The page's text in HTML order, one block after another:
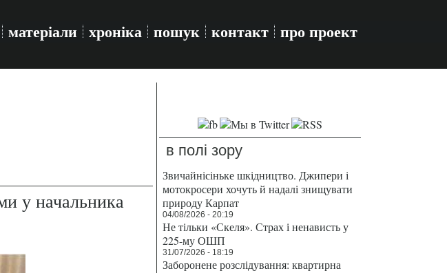
матеріали хроніка пошук контакт про проект
у начальника
в полі зору
Звичайнісіньке шкідництво. Джипери і
мотокросери хочуть й надалі знищувати
природу Карпат
04/08/2026 - 20:19
Не тільки «Скеля». Страх і ненависть у
225-му ОШП
31/07/2026 - 18:19
Заборонене розслідування: квартирна